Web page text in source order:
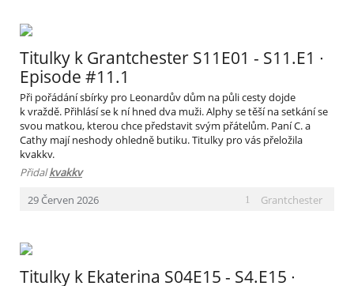
29 Červen 2026
Titulky k Grantchester S11E01 - S11.E1 ∙
Episode #11.1
Při pořádání sbírky pro Leonardův dům na půli cesty dojde
k vraždě. Přihlásí se k ní hned dva muži. Alphy se těší na setkání se
svou matkou, kterou chce představit svým přátelům. Paní C. a
Cathy mají neshody ohledně butiku. Titulky pro vás přeložila
kvakkv.
Přidalkvakkv
1 Grantchester
Titulky k Ekaterina S04E15 - S4.E15 ∙